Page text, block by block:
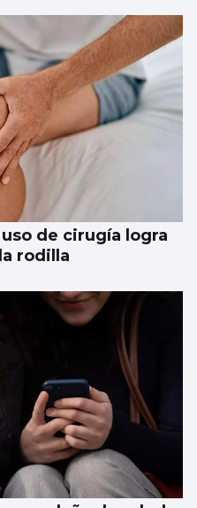
de cirugía logra
rodilla